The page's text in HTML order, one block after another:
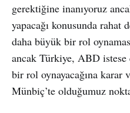
gerektiğine inanıyoruz
yapacağı konusunda
daha büyük bir rol
ancak Türkiye, ABD istese
bir rol oynayacağına karar
Münbiç’te olduğumuz